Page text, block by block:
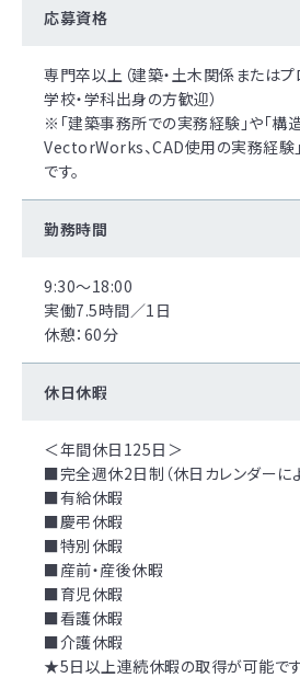
応募資格
専門卒以上（建築・土木関係またはプ
学校・学科出身の方歓迎）
※「建築事務所での実務経験」や「構
VectorWorks、CAD使用の実務経験
です。
勤務時間
9:30～18:00
実働7.5時間／1日
休憩：60分
休日休暇
＜年間休日125日＞
■完全週休2日制（休日カレンダーによ
■有給休暇
■慶弔休暇
■特別休暇
■産前・産後休暇
■育児休暇
■看護休暇
■介護休暇
★5日以上連続休暇の取得が可能です